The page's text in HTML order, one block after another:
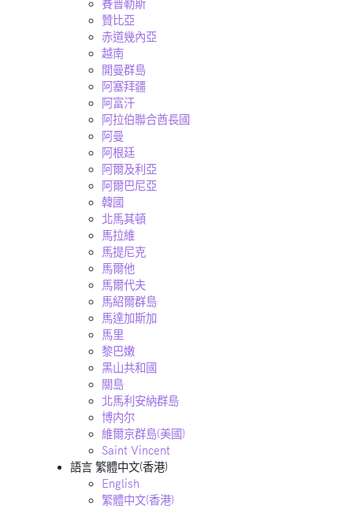
賽普勒斯
贊比亞
赤道幾內亞
越南
開曼群島
阿塞拜疆
阿富汗
阿拉伯聯合酋長國
阿曼
阿根廷
阿爾及利亞
阿爾巴尼亞
韓國
北馬其頓
馬拉維
馬提尼克
馬爾他
馬爾代夫
馬紹爾群島
馬達加斯加
馬里
黎巴嫩
黑山共和國
關島
北馬利安納群島
博内尔
維爾京群島(美國)
Saint Vincent
語言 繁體中文(香港)
English
繁體中文(香港)